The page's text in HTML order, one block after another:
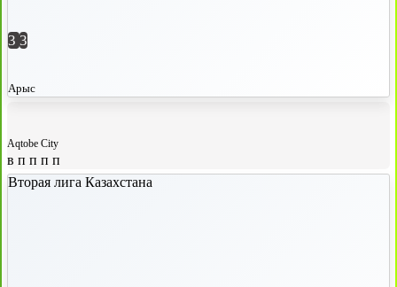
3 3
Арыс
Aqtobe City
в п п п п
Вторая лига Казахстана